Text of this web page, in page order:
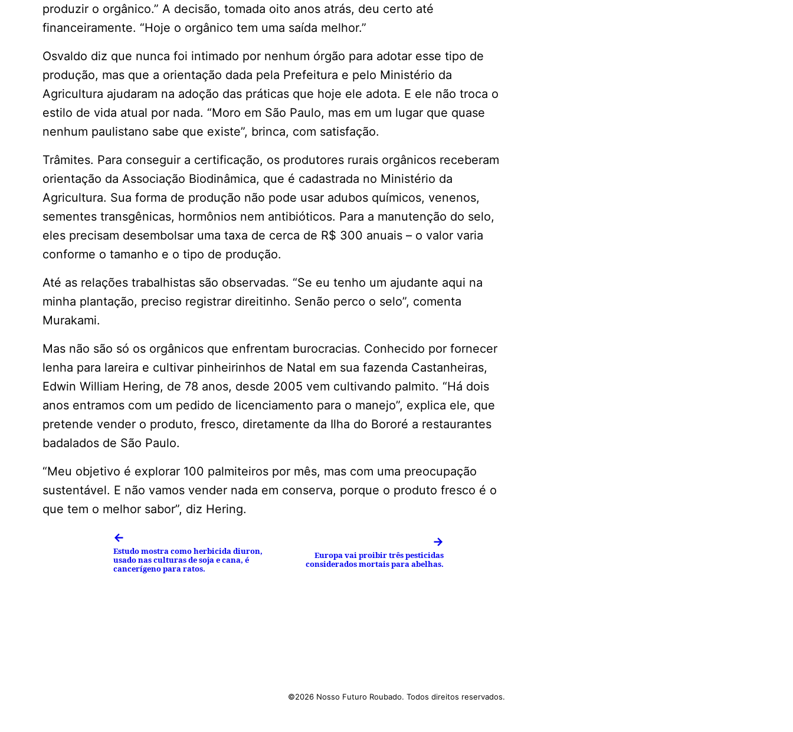
produzir o orgânico.” A decisão, tomada oito anos atrás, deu certo até
financeiramente. “Hoje o orgânico tem uma saída melhor.”
Osvaldo diz que nunca foi intimado por nenhum órgão para adotar esse tipo de
produção, mas que a orientação dada pela Prefeitura e pelo Ministério da
Agricultura ajudaram na adoção das práticas que hoje ele adota. E ele não troca o
estilo de vida atual por nada. “Moro em São Paulo, mas em um lugar que quase
nenhum paulistano sabe que existe”, brinca, com satisfação.
Trâmites. Para conseguir a certificação, os produtores rurais orgânicos receberam
orientação da Associação Biodinâmica, que é cadastrada no Ministério da
Agricultura. Sua forma de produção não pode usar adubos químicos, venenos,
sementes transgênicas, hormônios nem antibióticos. Para a manutenção do selo,
eles precisam desembolsar uma taxa de cerca de R$ 300 anuais – o valor varia
conforme o tamanho e o tipo de produção.
Até as relações trabalhistas são observadas. “Se eu tenho um ajudante aqui na
minha plantação, preciso registrar direitinho. Senão perco o selo”, comenta
Murakami.
Mas não são só os orgânicos que enfrentam burocracias. Conhecido por fornecer
lenha para lareira e cultivar pinheirinhos de Natal em sua fazenda Castanheiras,
Edwin William Hering, de 78 anos, desde 2005 vem cultivando palmito. “Há dois
anos entramos com um pedido de licenciamento para o manejo”, explica ele, que
pretende vender o produto, fresco, diretamente da Ilha do Bororé a restaurantes
badalados de São Paulo.
“Meu objetivo é explorar 100 palmiteiros por mês, mas com uma preocupação
sustentável. E não vamos vender nada em conserva, porque o produto fresco é o
que tem o melhor sabor”, diz Hering.
←
Estudo mostra como herbicida diuron,
usado nas culturas de soja e cana, é
cancerígeno para ratos.
→
Europa vai proibir três pesticidas
considerados mortais para abelhas.
©2026 Nosso Futuro Roubado. Todos direitos reservados.